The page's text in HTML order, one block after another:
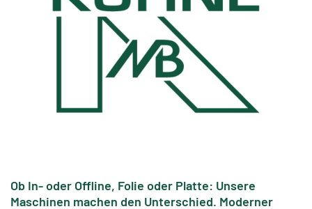
Ob In- oder Offline, Folie oder Platte: Unsere
Maschinen machen den Unterschied. Moderner